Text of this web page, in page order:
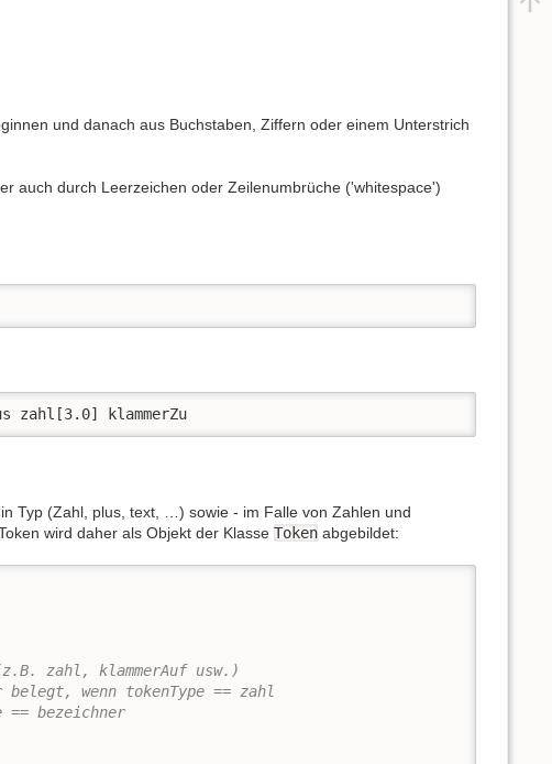
und danach aus Buchstaben, Ziffern oder einem Unterstrich
auch durch Leerzeichen oder Zeilenumbrüche ('whitespace')
zahl[3.0] klammerZu
Typ (Zahl, plus, text, …) sowie - im Falle von Zahlen und
wird daher als Objekt der Klasse Token abgebildet:
zahl, klammerAuf usw.)
wenn tokenType == zahl
bezeichner